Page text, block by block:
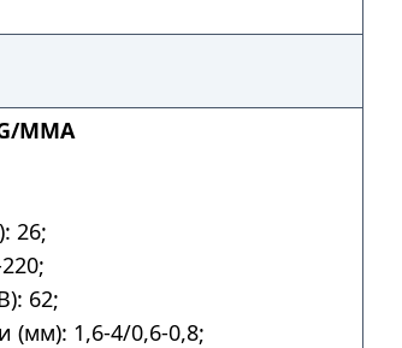
MMA
26;
62;
(мм): 1,6-4/0,6-0,8;